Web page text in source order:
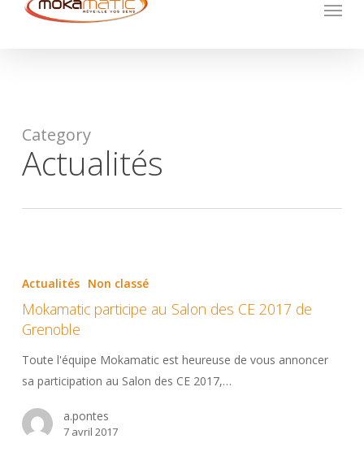
Category
Actualités
participe
Salon
des
CE
2017
Grenoble
Actualités Non classé
Mokamatic participe au Salon des CE 2017 de
Grenoble
Toute l'équipe Mokamatic est heureuse de vous annoncer
sa participation au Salon des CE 2017,…
a.pontes
7 avril 2017